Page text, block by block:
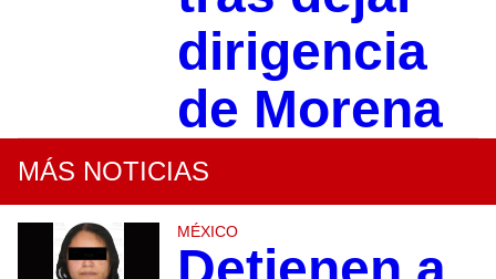
dirigencia
de Morena
MÁS NOTICIAS
MÉXICO